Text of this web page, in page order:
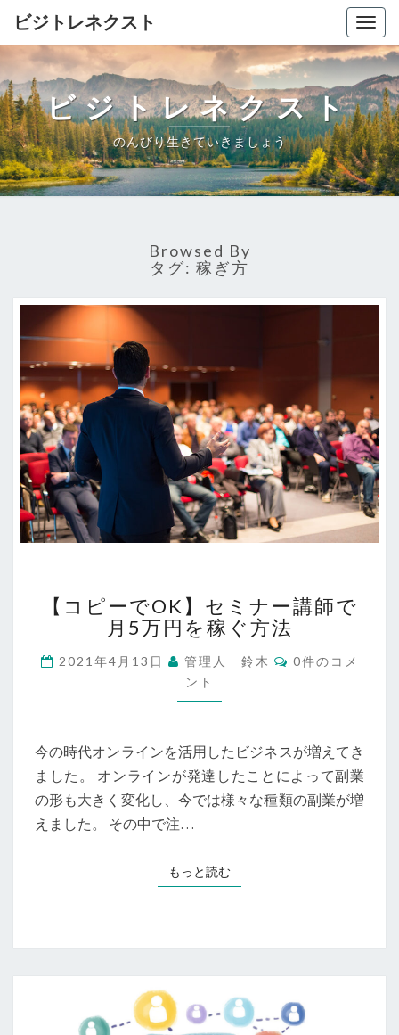
ビジトレネクスト
ビジトレネクスト
のんびり生きていきましょう
Browsed By
タグ: 稼ぎ方
ピ
ー
OK】
セ
ミ
ー
講
師
で
万
円
法
【コピーでOK】セミナー講師で
月5万円を稼ぐ方法
2021年4月13日 管理人 鈴木
コ
メ
0件のコメ
ント
今の時代オンラインを活用したビジネスが増えてき
ました。 オンラインが発達したことによって副業
の形も大きく変化し、今では様々な種類の副業が増
えました。 その中で注…
もっと読むもっと読む